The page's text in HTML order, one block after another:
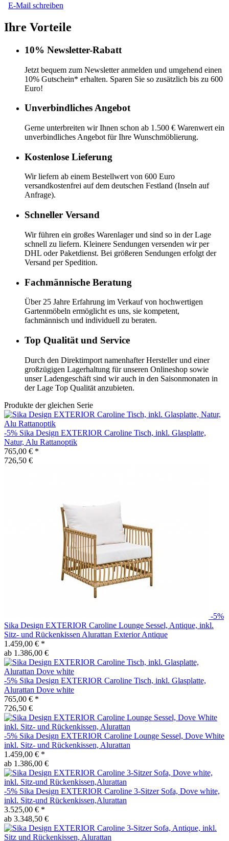
E-Mail schreiben
Ihre Vorteile
10% Newsletter-Rabatt
Jetzt bequem zum Newsletter anmelden und umgehend einen
10% Gutschein* erhalten. Sparen Sie so zusätzlich bis zu 600
Euro!
Unverbindliches Angebot
Gerne unterbreiten wir Ihnen schon ab 1.500 € Warenwert ein
unverbindliches Angebot für Ihre Wunschmöblierung.
Kostenlose Lieferung
Wir liefern ab einem Bestellwert von 600 Euro
versandkostenfrei auf dem deutschen Festland (Inseln auf
Anfrage).
Schneller Versand
Wir führen ein großes Warenlager und sind so in der Lage
schnell zu liefern. Kleinere Sendungen versenden wir per
DHL oder Paketdienst. Bei größeren Sendungen erfolgt der
Versand per Spedition.
Fachmännische Beratung
Über 25 Jahre Erfahrung im Verkauf von hochwertigen
Gartenmöbeln ermöglicht es uns, sie kompetent,
fachmännisch und individuell zu beraten.
Top Qualität und Service
Durch den Direktimport namenhafter Hersteller und einer
großzügigen Lagerhaltung für unseren Onlineshop sowie
unser Ladengeschäft sind wir auch in den Saisonmonaten in
der Lage Top Qualität anzubieten.
Produkte der gleichen Serie
-5% Sika Design EXTERIOR Caroline Tisch, inkl. Glasplatte,
Natur, Alu Rattanoptik
765,00 € *
726,50 €
-5%
Sika Design EXTERIOR Caroline Lounge Sessel, Antique, inkl.
Sitz- und Rückenkissen Alurattan Exterior Antique
1.459,00 € *
ab 1.386,00 €
-5% Sika Design EXTERIOR Caroline Tisch, inkl. Glasplatte,
Alurattan Dove white
765,00 € *
726,50 €
-5% Sika Design EXTERIOR Caroline Lounge Sessel, Dove White
inkl. Sitz- und Rückenkissen, Alurattan
1.459,00 € *
ab 1.386,00 €
-5% Sika Design EXTERIOR Caroline 3-Sitzer Sofa, Dove white,
inkl. Sitz-und Rückenkissen,Alurattan
3.525,00 € *
ab 3.348,50 €